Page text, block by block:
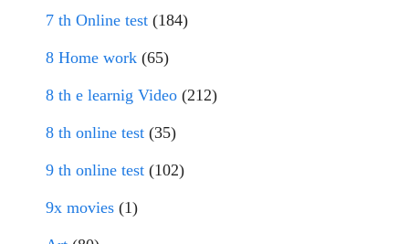
7 th Online test (184)
8 Home work (65)
8 th e learnig Video (212)
8 th online test (35)
9 th online test (102)
9x movies (1)